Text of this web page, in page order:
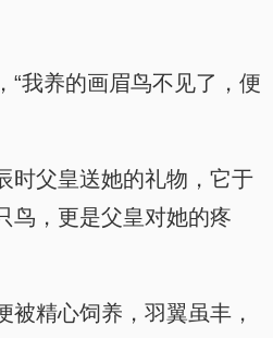
“我养的画眉鸟不见了，便
时父皇送她的礼物，它于
鸟，更是父皇对她的疼
被精心饲养，羽翼虽丰，